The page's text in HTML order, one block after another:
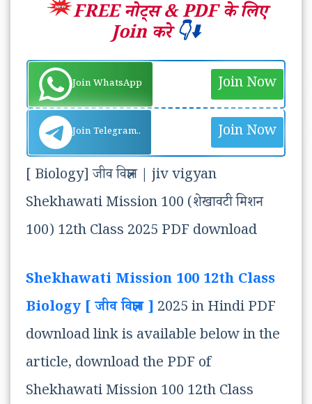
FREE नोट्स &PDF के लिए
Join करे👇⬇️
Join WhatsApp Join Now
Join Telegram..
Join Now
[ Biology] जीव विज्ञान | jiv vigyan
Shekhawati Mission 100 (शेखावटी मिशन
100) 12th Class 2025 PDF download
Shekhawati Mission 100 12th Class
Biology [ जीव विज्ञान ] 2025 in Hindi PDF
download link is available below in the
article, download the PDF of
Shekhawati Mission 100 12th Class